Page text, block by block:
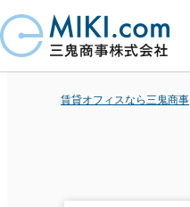
賃貸オフィスなら三鬼商事